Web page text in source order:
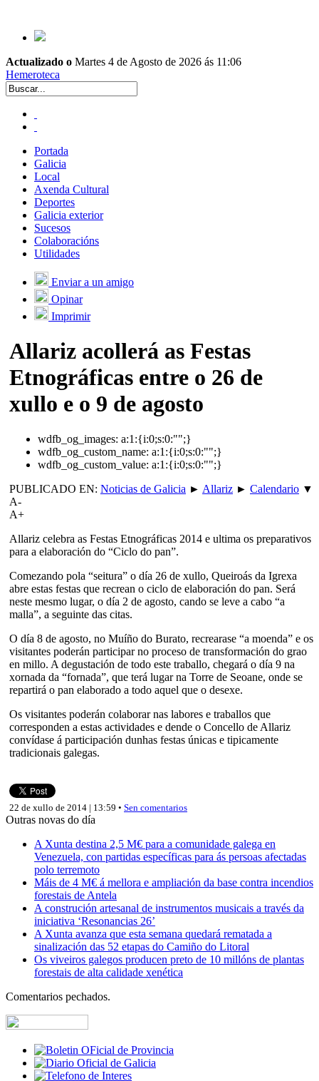
Actualizado o Martes 4 de Agosto de 2026 ás 11:06
Hemeroteca
Portada
Galicia
Local
Axenda Cultural
Deportes
Galicia exterior
Sucesos
Colaboracións
Utilidades
Enviar a un amigo
Opinar
Imprimir
Allariz acollerá as Festas
Etnográficas entre o 26 de
xullo e o 9 de agosto
wdfb_og_images: a:1:{i:0;s:0:"";}
wdfb_og_custom_name: a:1:{i:0;s:0:"";}
wdfb_og_custom_value: a:1:{i:0;s:0:"";}
PUBLICADO EN: Noticias de Galicia ► Allariz ► Calendario ▼
A-
A+
Allariz celebra as Festas Etnográficas 2014 e ultima os preparativos
para a elaboración do “Ciclo do pan”.
Comezando pola “seitura” o día 26 de xullo, Queiroás da Igrexa
abre estas festas que recrean o ciclo de elaboración do pan. Será
neste mesmo lugar, o día 2 de agosto, cando se leve a cabo “a
malla”, a seguinte das citas.
O día 8 de agosto, no Muíño do Burato, recrearase “a moenda” e os
visitantes poderán participar no proceso de transformación do grao
en millo. A degustación de todo este traballo, chegará o día 9 na
xornada da “fornada”, que terá lugar na Torre de Seoane, onde se
repartirá o pan elaborado a todo aquel que o desexe.
Os visitantes poderán colaborar nas labores e traballos que
corresponden a estas actividades e dende o Concello de Allariz
convídase á participación dunhas festas únicas e tipicamente
tradicionais galegas.
22 de xullo de 2014 | 13:59 • Sen comentarios
Outras novas do día
A Xunta destina 2,5 M€ para a comunidade galega en
Venezuela, con partidas específicas para ás persoas afectadas
polo terremoto
Máis de 4 M€ á mellora e ampliación da base contra incendios
forestais de Antela
A construción artesanal de instrumentos musicais a través da
iniciativa ‘Resonancias 26’
A Xunta avanza que esta semana quedará rematada a
sinalización das 52 etapas do Camiño do Litoral
Os viveiros galegos producen preto de 10 millóns de plantas
forestais de alta calidade xenética
Comentarios pechados.